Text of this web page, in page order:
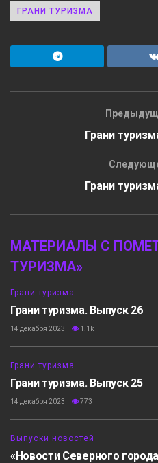
ГРАНИ ТУРИЗМА
Грани
Грани
МАТЕРИАЛЫ С
ТУРИЗМА»
Грани туризма
Грани туризма. Выпуск 26
14 декабря 2023 1.1k
5:58
Грани туризма
Грани туризма. Выпуск 25
14 декабря 2023 773
20:11
Выпуски новостей
«Новости Северного